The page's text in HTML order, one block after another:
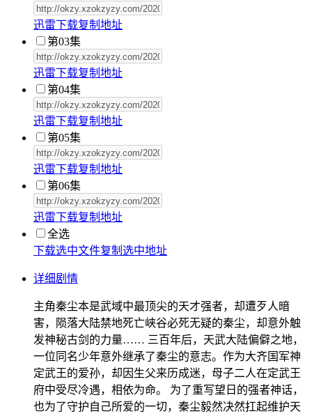
迅雷下载复制 地址
第03集
迅雷下载复制 地址
第04集
迅雷下载复制 地址
第05集
迅雷下载复制 地址
第06集
迅雷下载复制 地址
全选
下载选中文件复制选中地址
详细剧情
主角秦尘本是武域中最顶尖的天才强者，却遭歹人暗
害，陨落大陆禁地死亡峡谷必死无疑的秦尘，却意外触
发神秘古剑的力量…… 三百年后，天武大陆偏僻之地，
一位同名少年意外继承了秦尘的意志。作为大齐国军神
定武王的爱孙，却因生父来历成迷，母子二人在定武王
府中受尽冷遇，相依为命。 为了重写望日的强者神话，
也为了守护自己所爱的一切，秦尘毅然决然扛起维护天